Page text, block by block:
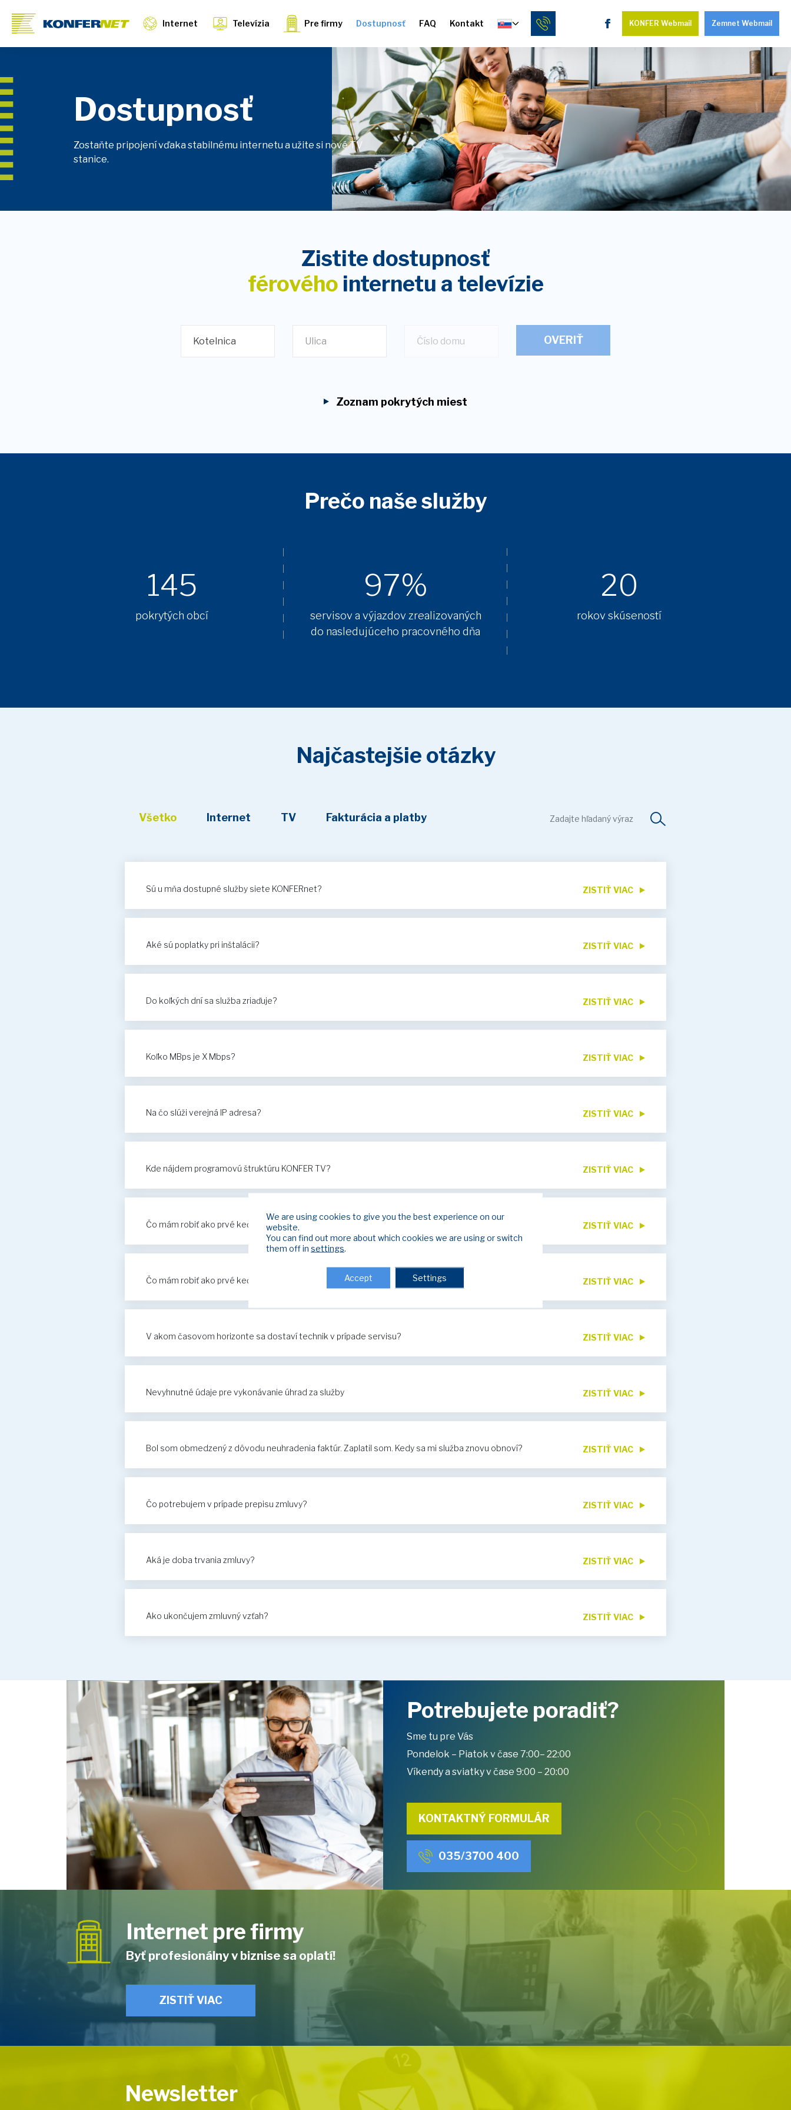
Internet Televízia Pre firmy Dostupnosť FAQ Kontakt KONFER Webmail Zemnet Webmail
Dostupnosť
Zostaňte pripojení vďaka stabilnému internetu a užite si nové TV
stanice.
Zistite dostupnosť
férového internetu a televízie
Kotelnica Ulica OVERIŤ
Zoznam pokrytých miest
Prečo naše služby
145
pokrytých obcí
97%
servisov a výjazdov zrealizovaných
do nasledujúceho pracovného dňa
20
rokov skúseností
Najčastejšie otázky
Všetko Internet TV Fakturácia a platby
Sú u mňa dostupné služby siete KONFERnet? ZISTIŤ VIAC
Aké sú poplatky pri inštalácii? ZISTIŤ VIAC
Do koľkých dní sa služba zriaďuje? ZISTIŤ VIAC
Koľko MBps je X Mbps? ZISTIŤ VIAC
Na čo slúži verejná IP adresa? ZISTIŤ VIAC
Kde nájdem programovú štruktúru KONFER TV? ZISTIŤ VIAC
Čo mám robiť ako prvé keď mi nefunguje internet? ZISTIŤ VIAC
Čo mám robiť ako prvé keď mi nefunguje televízia? ZISTIŤ VIAC
V akom časovom horizonte sa dostaví technik v prípade servisu? ZISTIŤ VIAC
Nevyhnutné údaje pre vykonávanie úhrad za služby ZISTIŤ VIAC
Bol som obmedzený z dôvodu neuhradenia faktúr. Zaplatil som. Kedy sa mi služba znovu obnoví? ZISTIŤ VIAC
Čo potrebujem v prípade prepisu zmluvy? ZISTIŤ VIAC
Aká je doba trvania zmluvy? ZISTIŤ VIAC
Ako ukončujem zmluvný vzťah? ZISTIŤ VIAC
Potrebujete poradiť?
Sme tu pre Vás
Pondelok – Piatok v čase 7:00– 22:00
Víkendy a sviatky v čase 9:00 – 20:00
KONTAKTNÝ FORMULÁR
035/3700 400
Internet pre firmy
Byť profesionálny v biznise sa oplatí!
ZISTIŤ VIAC
Newsletter
We are using cookies to give you the best experience on our
website.
You can find out more about which cookies we are using or switch
them off in settings
Accept Settings